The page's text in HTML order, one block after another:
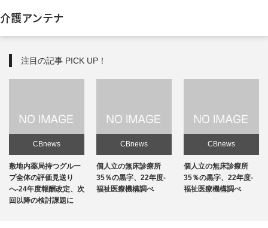
介護アンテナ
注目の記事 PICK UP！
CBnews
敷地内薬局持つグルー
プ全体の評価見送り
へ-24年度報酬改定、次
回以降の検討課題に
CBnews
個人立の無床診療所
35％の黒字、22年度-
福祉医療機構調べ
CBnews
個人立の無床診療所
35％の黒字、22年度-
福祉医療機構調べ